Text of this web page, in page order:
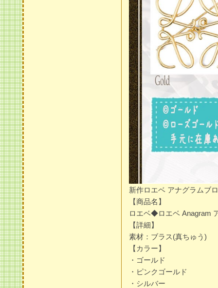
新作ロエベ アナグラムブ
【商品名】
ロエベ◆ロエベ Anagram
【詳細】
素材：ブラス(真ちゅう)
【カラー】
・ゴールド
・ピンクゴールド
・シルバー